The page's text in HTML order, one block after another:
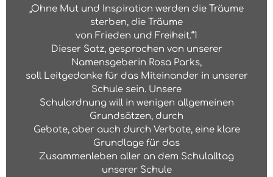
„Ohne Mut und Inspiration werden die Träume
sterben, die Träume
von Frieden und Freiheit.“1
Dieser Satz, gesprochen von unserer
Namensgeberin Rosa Parks,
soll Leitgedanke für das Miteinander in unserer
Schule sein. Unsere
Schulordnung will in wenigen allgemeinen
Grundsätzen, durch
Gebote, aber auch durch Verbote, eine klare
Grundlage für das
Zusammenleben aller an dem Schulalltag
unserer Schule